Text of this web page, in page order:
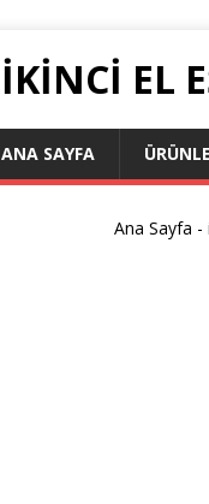
İKİNCİ EL
ANA SAYFA
Ana Sayfa -